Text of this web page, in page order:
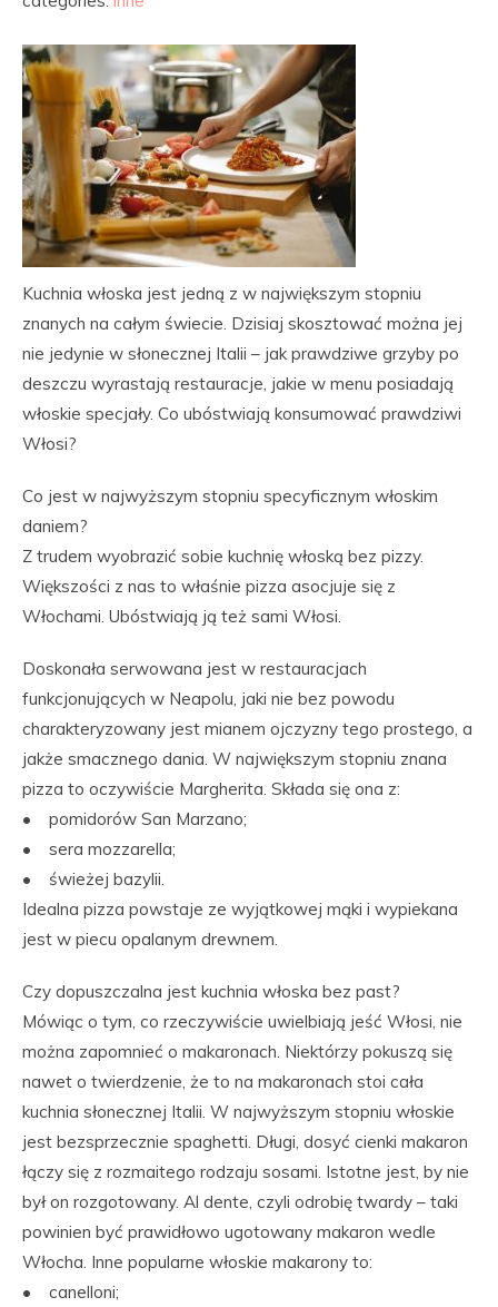
Kuchnia włoska jest jedną z w największym stopniu
znanych na całym świecie. Dzisiaj skosztować można jej
nie jedynie w słonecznej Italii – jak prawdziwe grzyby po
deszczu wyrastają restauracje, jakie w menu posiadają
włoskie specjały. Co ubóstwiają konsumować prawdziwi
Włosi?
Co jest w najwyższym stopniu specyficznym włoskim
daniem?
Z trudem wyobrazić sobie kuchnię włoską bez pizzy.
Większości z nas to właśnie pizza asocjuje się z
Włochami. Ubóstwiają ją też sami Włosi.
Doskonała serwowana jest w restauracjach
funkcjonujących w Neapolu, jaki nie bez powodu
charakteryzowany jest mianem ojczyzny tego prostego, a
jakże smacznego dania. W największym stopniu znana
pizza to oczywiście Margherita. Składa się ona z:
• pomidorów San Marzano;
• sera mozzarella;
• świeżej bazylii.
Idealna pizza powstaje ze wyjątkowej mąki i wypiekana
jest w piecu opalanym drewnem.
Czy dopuszczalna jest kuchnia włoska bez past?
Mówiąc o tym, co rzeczywiście uwielbiają jeść Włosi, nie
można zapomnieć o makaronach. Niektórzy pokuszą się
nawet o twierdzenie, że to na makaronach stoi cała
kuchnia słonecznej Italii. W najwyższym stopniu włoskie
jest bezsprzecznie spaghetti. Długi, dosyć cienki makaron
łączy się z rozmaitego rodzaju sosami. Istotne jest, by nie
był on rozgotowany. Al dente, czyli odrobię twardy – taki
powinien być prawidłowo ugotowany makaron wedle
Włocha. Inne popularne włoskie makarony to:
• canelloni;